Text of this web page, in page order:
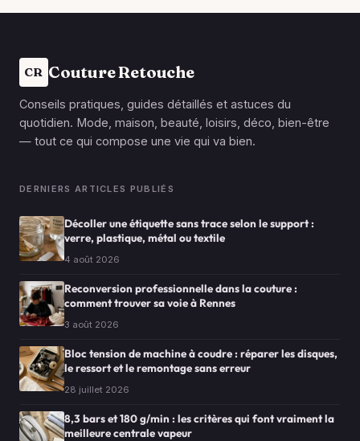
CR Couture Retouche
Conseils pratiques, guides détaillés et astuces du
quotidien. Mode, maison, beauté, loisirs, déco, bien-être
— tout ce qui compose une vie qui va bien.
DERNIERS ARTICLES PUBLIÉS
Décoller une étiquette sans trace selon le support :
verre, plastique, métal ou textile
4 août 2026
Reconversion professionnelle dans la couture :
comment trouver sa voie à Rennes
3 août 2026
Bloc tension de machine à coudre : réparer les disques,
le ressort et le remontage sans erreur
28 juillet 2026
8,3 bars et 180 g/min : les critères qui font vraiment la
meilleure centrale vapeur